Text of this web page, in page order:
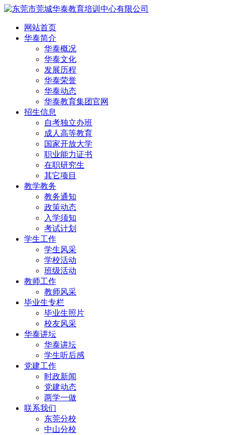
网站首页
华泰简介
华泰概况
华泰文化
发展历程
华泰荣誉
华泰动态
华泰教育集团官网
招生信息
自考独立办班
成人高等教育
国家开放大学
职业能力证书
在职研究生
其它项目
教学教务
教务通知
政策动态
入学须知
考试计划
学生工作
学生风采
学校活动
班级活动
教师工作
教师风采
毕业生专栏
毕业生照片
校友风采
华泰讲坛
华泰讲坛
学生听后感
党建工作
时政新闻
党建动态
两学一做
联系我们
东莞分校
中山分校